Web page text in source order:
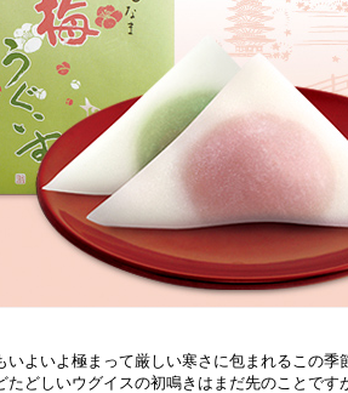
いよいよ極まって厳しい寒さに包まれるこの
たどしいウグイスの初鳴きはまだ先のことで